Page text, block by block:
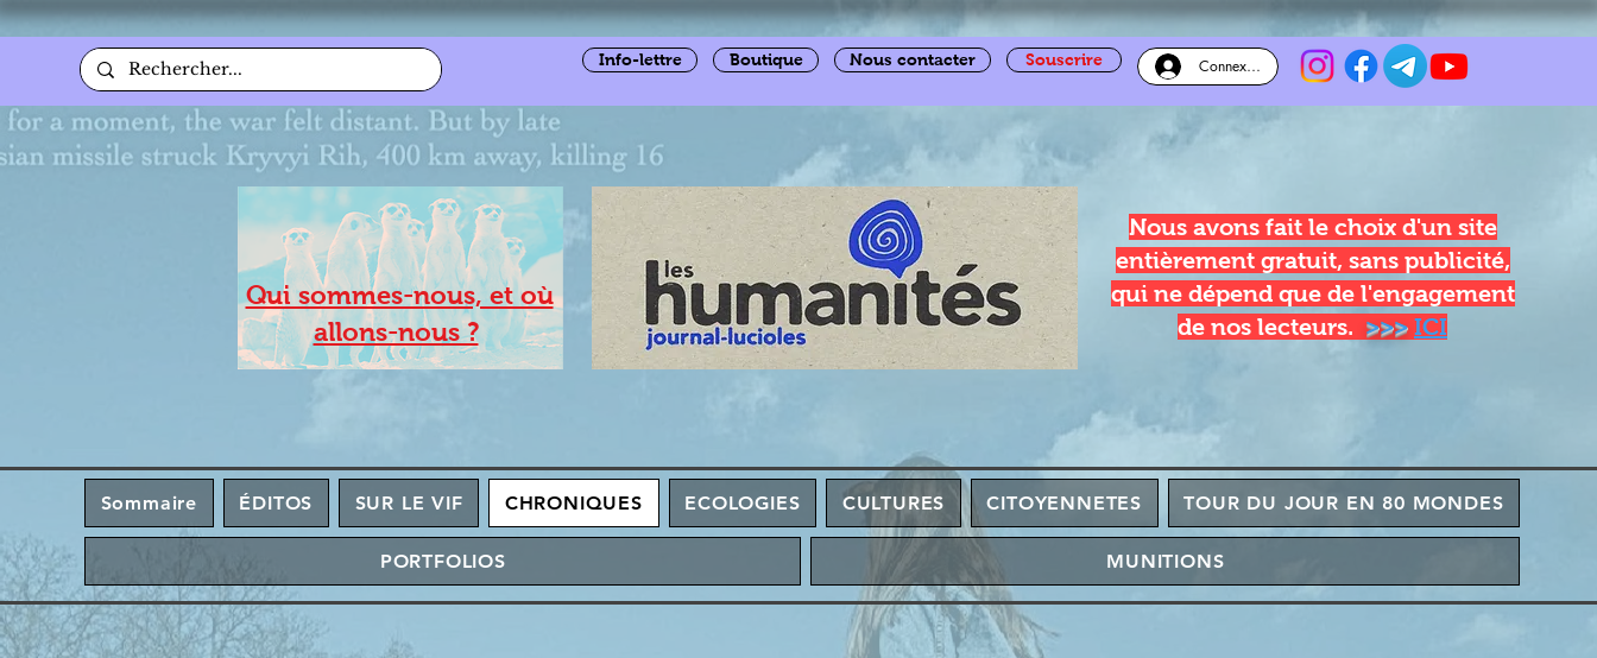
Info-lettre Boutique Nous contacter Souscrire Connexion
Qui sommes-nous, et où
allons-nous ?
Nous avons fait le choix d'un site
entièrement gratuit, sans publicité,
qui ne dépend que de l'engagement
de nos lecteurs. >>> ICI
Sommaire ÉDITOS SUR LE VIF CHRONIQUES ECOLOGIES CULTURES CITOYENNETES TOUR DU JOUR EN 80 MONDES
PORTFOLIOS MUNITIONS